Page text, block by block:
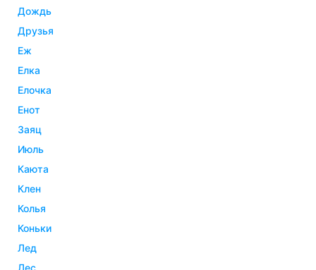
дождь
друзья
еж
елка
елочка
енот
заяц
июль
каюта
клен
колья
коньки
лед
лес